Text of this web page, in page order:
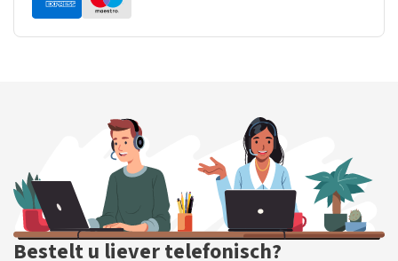
Bestelt u liever telefonisch?